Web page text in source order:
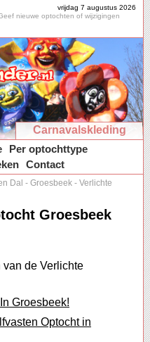
vrijdag 7 augustus 2026
nieuwe optochten of wijzigingen
Carnavalskleding
Per optochttype
Contact
Dal - Groesbeek - Verlichte
Groesbeek
de Verlichte
Groesbeek!
Optocht in